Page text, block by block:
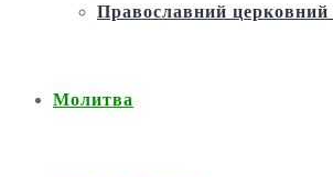
Православний церковний
Молитва